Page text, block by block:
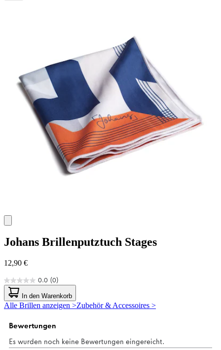
2
Johans Brillenputztuch Stages
12,90 €
0.0 (0)
0.0
von
5
Sternen.
In den Warenkorb
Alle Brillen anzeigen >Zubehör & Accessoires >